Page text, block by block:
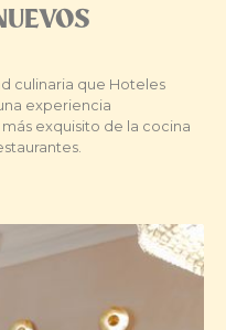
culinaria que Hoteles
experiencia
exquisito de la cocina